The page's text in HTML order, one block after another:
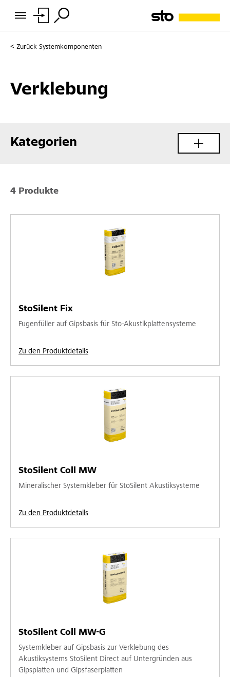
Zurück Systemkomponenten
Verklebung
Kategorien
4 Produkte
StoSilent Fix
Fugenfüller auf Gipsbasis für Sto-Akustikplattensysteme
Zu den Produktdetails
StoSilent Coll MW
Mineralischer Systemkleber für StoSilent Akustiksysteme
Zu den Produktdetails
StoSilent Coll MW-G
Systemkleber auf Gipsbasis zur Verklebung des
Akustiksystems StoSilent Direct auf Untergründen aus
Gipsplatten und Gipsfaserplatten